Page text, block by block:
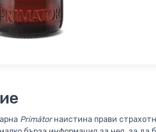
Primátorнаистина прави